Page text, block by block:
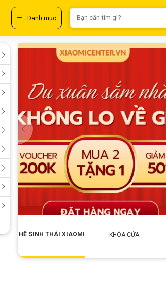
Danh mục
HỆ SINH THÁI XIAOMI KHÓA CỬA